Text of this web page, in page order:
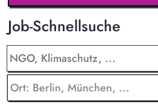
Job-Schnellsuche